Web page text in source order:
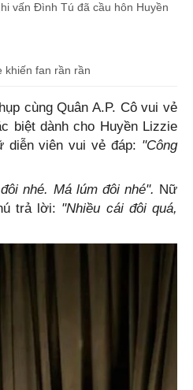
vấn Đình Tú đã cầu hôn Huyền
khiến fan rần rần
cùng Quân A.P. Cô vui vẻ
biệt dành cho Huyền Lizzie
diễn viên vui vẻ đáp: "Công
nhé. Má lúm đôi nhé". Nữ
trả lời: "Nhiều cái đôi quá,